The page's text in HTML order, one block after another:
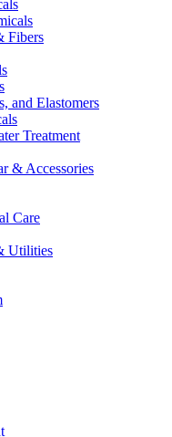
Fibers
and Elastomers
Treatment
& Accessories
Care
Utilities